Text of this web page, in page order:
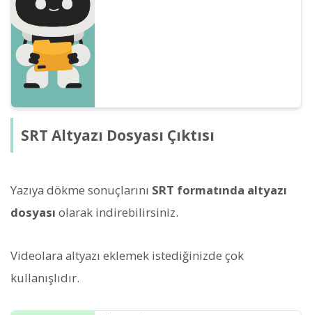
SRT Altyazı Dosyası Çıktısı
Yazıya dökme sonuçlarını SRT formatında altyazı
dosyası olarak indirebilirsiniz.
Videolara altyazı eklemek istediğinizde çok
kullanışlıdır.